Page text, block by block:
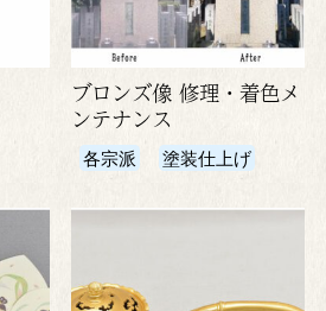
ブロンズ像 修理・着色メ
ンテナンス
各宗派 塗装仕上げ